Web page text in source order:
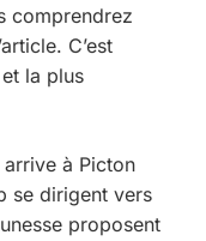
comprendrez
C’est
la plus
à Picton
se dirigent vers
proposent